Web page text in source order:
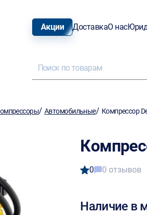
Акции ДоставкаО нас
/Автомобильные/ Компрессор
0 0 отзывов
Наличие в